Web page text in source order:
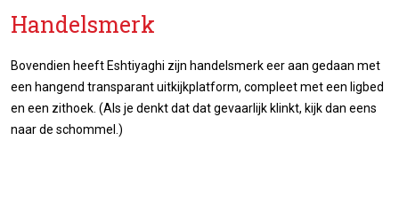
Handelsmerk
Bovendien heeft Eshtiyaghi zijn handelsmerk eer aan gedaan met
een hangend transparant uitkijkplatform, compleet met een ligbed
en een zithoek. (Als je denkt dat dat gevaarlijk klinkt, kijk dan eens
naar de schommel.)